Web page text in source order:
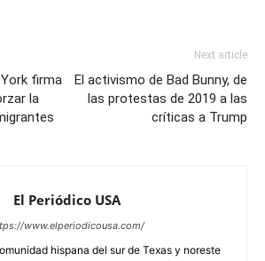
firma
la
Next article
El activismo de Bad Bunny, de
las protestas de 2019 a las
críticas a Trump
El Periódico USA
www.elperiodicousa.com/
hispana del sur de Texas y noreste